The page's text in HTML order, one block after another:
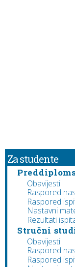
Za studente
Obavijesti
Raspored
Raspored
Nastavni
Rezultati
Stručni
Obavijesti
Raspored
Raspored